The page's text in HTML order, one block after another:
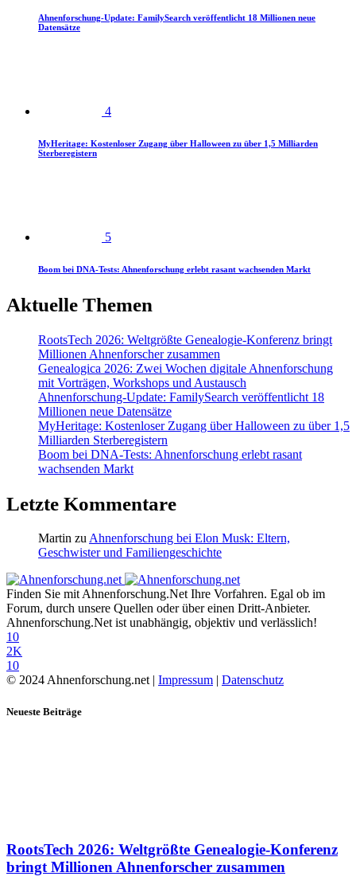
Ahnenforschung-Update: FamilySearch veröffentlicht 18 Millionen neue
Datensätze
4
MyHeritage: Kostenloser Zugang über Halloween zu über 1,5 Milliarden
Sterberegistern
5
Boom bei DNA-Tests: Ahnenforschung erlebt rasant wachsenden Markt
Aktuelle Themen
RootsTech 2026: Weltgrößte Genealogie-Konferenz bringt
Millionen Ahnenforscher zusammen
Genealogica 2026: Zwei Wochen digitale Ahnenforschung
mit Vorträgen, Workshops und Austausch
Ahnenforschung-Update: FamilySearch veröffentlicht 18
Millionen neue Datensätze
MyHeritage: Kostenloser Zugang über Halloween zu über 1,5
Milliarden Sterberegistern
Boom bei DNA-Tests: Ahnenforschung erlebt rasant
wachsenden Markt
Letzte Kommentare
Martin zu Ahnenforschung bei Elon Musk: Eltern,
Geschwister und Familiengeschichte
Finden Sie mit Ahnenforschung.Net Ihre Vorfahren. Egal ob im
Forum, durch unsere Quellen oder über einen Dritt-Anbieter.
Ahnenforschung.Net ist unabhängig, objektiv und verlässlich!
10
2K
10
© 2024 Ahnenforschung.net | Impressum | Datenschutz
Neueste Beiträge
RootsTech 2026: Weltgrößte Genealogie-Konferenz
bringt Millionen Ahnenforscher zusammen